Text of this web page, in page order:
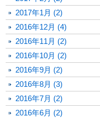
2017年1月 (2)
2016年12月 (4)
2016年11月 (2)
2016年10月 (2)
2016年9月 (2)
2016年8月 (3)
2016年7月 (2)
2016年6月 (2)